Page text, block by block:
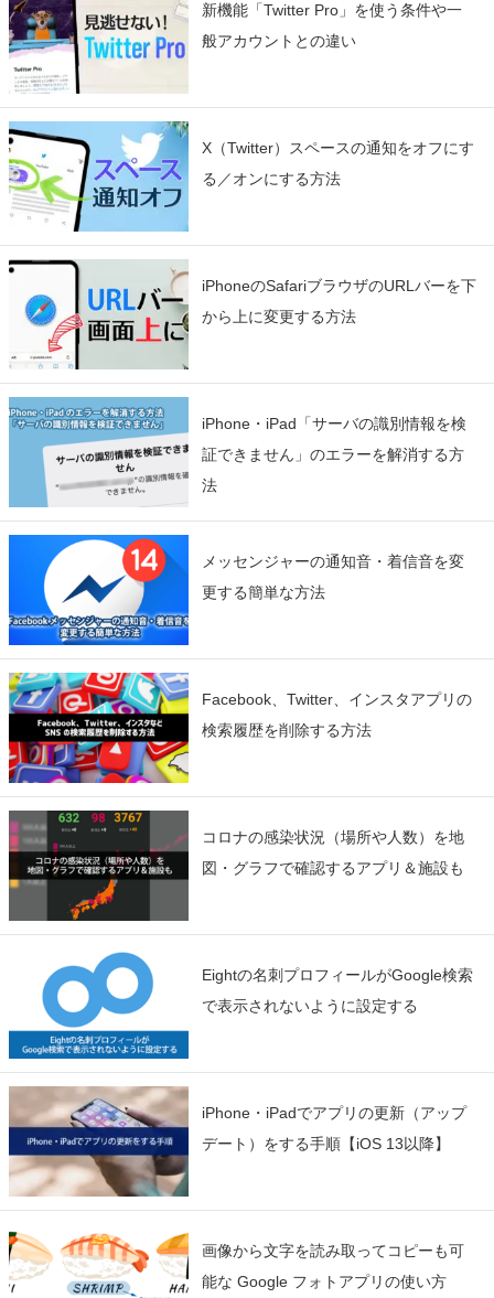
新機能「Twitter Pro」を使う条件や一
般アカウントとの違い
X（Twitter）スペースの通知をオフにす
る／オンにする方法
iPhoneのSafariブラウザのURLバーを下
から上に変更する方法
iPhone・iPad「サーバの識別情報を検
証できません」のエラーを解消する方
法
メッセンジャーの通知音・着信音を変
更する簡単な方法
Facebook、Twitter、インスタアプリの
検索履歴を削除する方法
コロナの感染状況（場所や人数）を地
図・グラフで確認するアプリ＆施設も
Eightの名刺プロフィールがGoogle検索
で表示されないように設定する
iPhone・iPadでアプリの更新（アップ
デート）をする手順【iOS 13以降】
画像から文字を読み取ってコピーも可
能な Google フォトアプリの使い方